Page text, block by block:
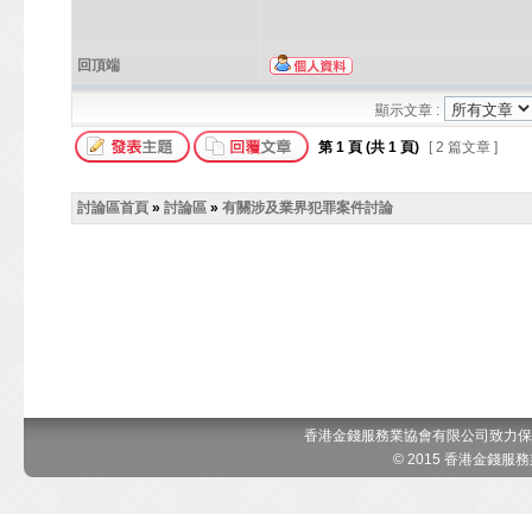
回頂端
顯示文章 :
第 1 頁 (共 1 頁) [ 2 篇文章 ]
討論區首頁 » 討論區 » 有關涉及業界犯罪案件討論
香港金錢服務業協會有限公司致力
© 2015 香港金錢服